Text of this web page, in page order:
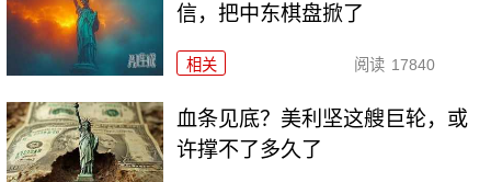
信，把中东棋盘掀了
相关 阅读 17840
血条见底？美利坚这艘巨轮，或
许撑不了多久了